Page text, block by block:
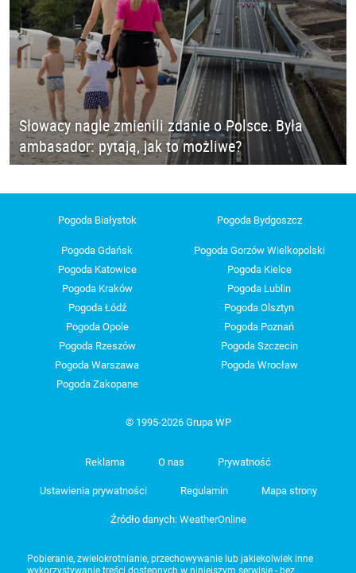
Słowacy nagle zmienili zdanie o Polsce. Była
ambasador: pytają, jak to możliwe?
Pogoda Białystok Pogoda Bydgoszcz
Pogoda Gdańsk
Pogoda Gorzów Wielkopolski
Pogoda Katowice
Pogoda Kielce
Pogoda Kraków
Pogoda Lublin
Pogoda Łódź
Pogoda Olsztyn
Pogoda Opole
Pogoda Poznań
Pogoda Rzeszów
Pogoda Szczecin
Pogoda Warszawa
Pogoda Wrocław
Pogoda Zakopane
© 1995-2026 Grupa WP
Reklama O nas Prywatność
Ustawienia prywatności Regulamin Mapa strony
Źródło danych: WeatherOnline
Pobieranie, zwielokrotnianie, przechowywanie lub jakiekolwiek inne
wykorzystywanie treści dostępnych w niniejszym serwisie - bez